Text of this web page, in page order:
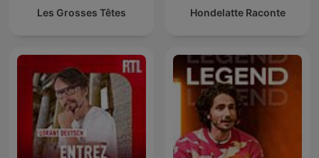
Les Grosses Têtes Hondelatte Raconte